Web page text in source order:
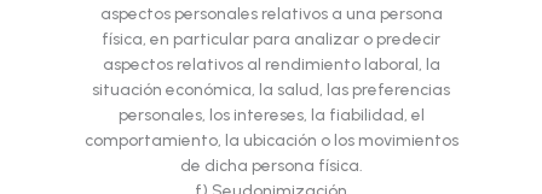
aspectos personales relativos a una persona
física, en particular para analizar o predecir
aspectos relativos al rendimiento laboral, la
situación económica, la salud, las preferencias
personales, los intereses, la fiabilidad, el
comportamiento, la ubicación o los movimientos
de dicha persona física.